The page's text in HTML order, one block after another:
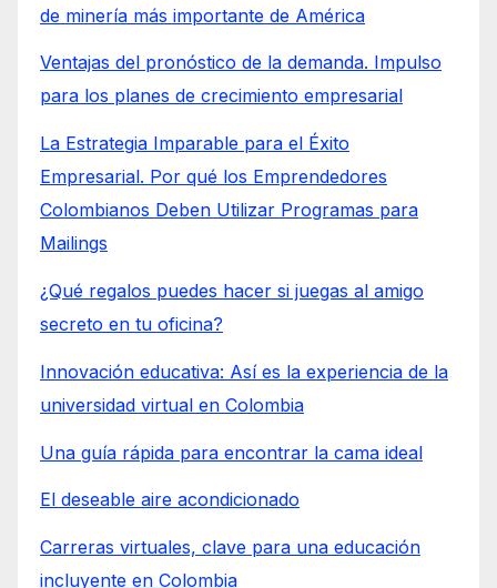
de minería más importante de América
Ventajas del pronóstico de la demanda. Impulso
para los planes de crecimiento empresarial
La Estrategia Imparable para el Éxito
Empresarial. Por qué los Emprendedores
Colombianos Deben Utilizar Programas para
Mailings
¿Qué regalos puedes hacer si juegas al amigo
secreto en tu oficina?
Innovación educativa: Así es la experiencia de la
universidad virtual en Colombia
Una guía rápida para encontrar la cama ideal
El deseable aire acondicionado
Carreras virtuales, clave para una educación
incluyente en Colombia